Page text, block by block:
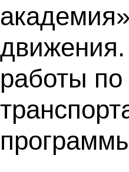
работы по